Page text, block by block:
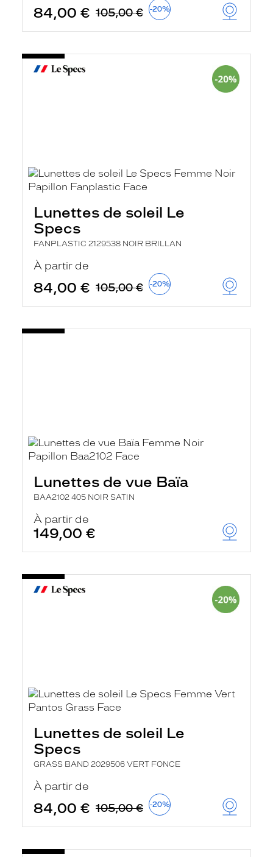
84,00 € 105,00 € -20%
Lunettes de soleil Le
Specs
FANPLASTIC 2129538 NOIR BRILLAN
À partir de
84,00 € 105,00 € -20%
Lunettes de vue Baïa
BAA2102 405 NOIR SATIN
À partir de
149,00 €
Lunettes de soleil Le
Specs
GRASS BAND 2029506 VERT FONCE
À partir de
84,00 € 105,00 € -20%